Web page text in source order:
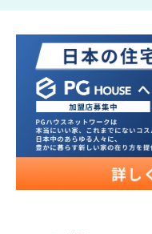
資料
PGハ